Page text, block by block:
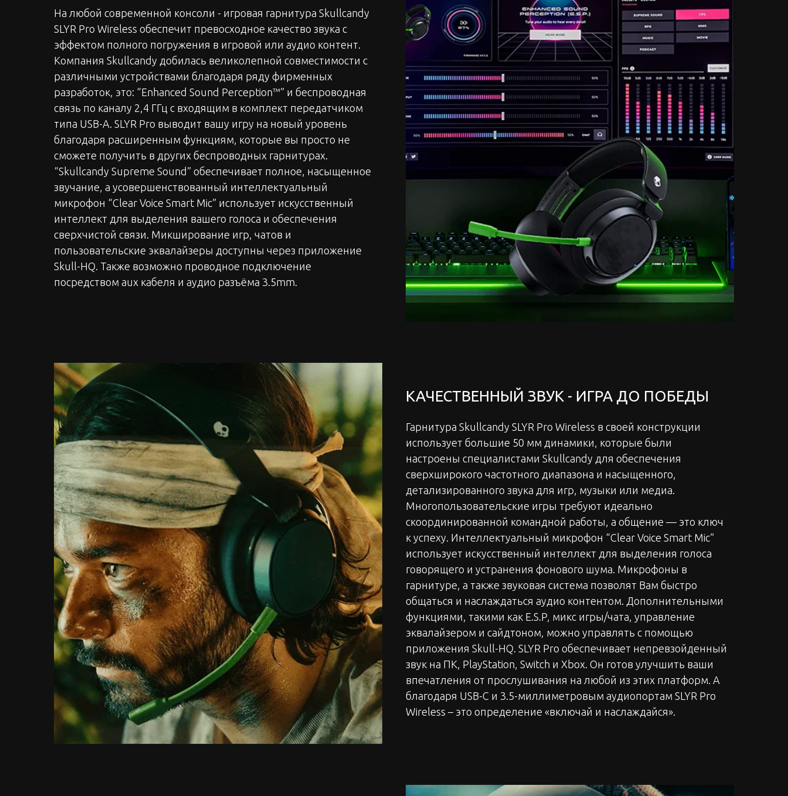
На любой современной консоли - игровая гарнитура Skullcandy
SLYR Pro Wireless обеспечит превосходное качество звука с
эффектом полного погружения в игровой или аудио контент.
Компания Skullcandy добилась великолепной совместимости с
различными устройствами благодаря ряду фирменных
разработок, это: “Enhanced Sound Perception™” и беспроводная
связь по каналу 2,4 ГГц с входящим в комплект передатчиком
типа USB-A. SLYR Pro выводит вашу игру на новый уровень
благодаря расширенным функциям, которые вы просто не
сможете получить в других беспроводных гарнитурах.
“Skullcandy Supreme Sound” обеспечивает полное, насыщенное
звучание, а усовершенствованный интеллектуальный
микрофон “Clear Voice Smart Mic” использует искусственный
интеллект для выделения вашего голоса и обеспечения
сверхчистой связи. Микширование игр, чатов и
пользовательские эквалайзеры доступны через приложение
Skull-HQ. Также возможно проводное подключение
посредством aux кабеля и аудио разъёма 3.5mm.
КАЧЕСТВЕННЫЙ ЗВУК - ИГРА ДО ПОБЕДЫ
Гарнитура Skullcandy SLYR Pro Wireless в своей конструкции
использует большие 50 мм динамики, которые были
настроены специалистами Skullcandy для обеспечения
сверхширокого частотного диапазона и насыщенного,
детализированного звука для игр, музыки или медиа.
Многопользовательские игры требуют идеально
скоординированной командной работы, а общение — это ключ
к успеху. Интеллектуальный микрофон “Clear Voice Smart Mic”
использует искусственный интеллект для выделения голоса
говорящего и устранения фонового шума. Микрофоны в
гарнитуре, а также звуковая система позволят Вам быстро
общаться и наслаждаться аудио контентом. Дополнительными
функциями, такими как E.S.P, микс игры/чата, управление
эквалайзером и сайдтоном, можно управлять с помощью
приложения Skull-HQ. SLYR Pro обеспечивает непревзойденный
звук на ПК, PlayStation, Switch и Xbox. Он готов улучшить ваши
впечатления от прослушивания на любой из этих платформ. А
благодаря USB-C и 3.5-миллиметровым аудиопортам SLYR Pro
Wireless – это определение «включай и наслаждайся».